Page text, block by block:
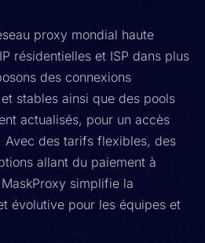
proxy mondial haute
résidentielles et ISP dans plus
des connexions
stables ainsi que des pools
actualisés, pour un accès
des tarifs flexibles, des
allant du paiement à
simplifie la
évolutive pour les équipes et